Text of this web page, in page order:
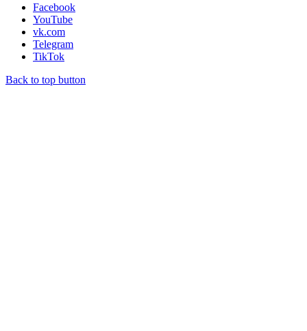
Facebook
YouTube
vk.com
Telegram
TikTok
Back to top button